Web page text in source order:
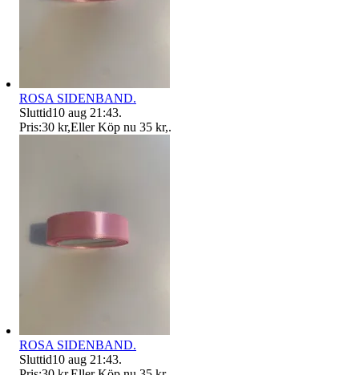
ROSA SIDENBAND.
Sluttid10 aug 21:43.
Pris:30 kr,Eller Köp nu 35 kr,.
ROSA SIDENBAND.
Sluttid10 aug 21:43.